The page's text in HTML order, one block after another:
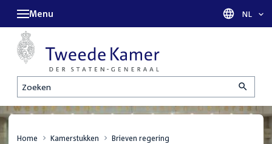
Zoeken
Menu Taal
NL
Home Kamerstukken Brieven regering